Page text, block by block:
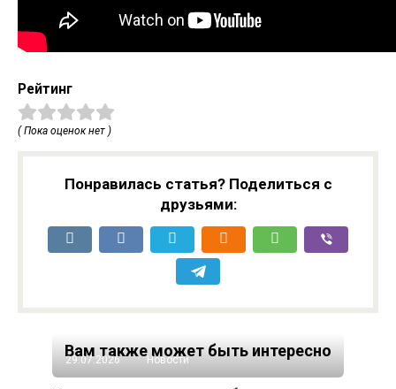
Рейтинг
( Пока оценок нет )
Понравилась статья? Поделиться с
друзьями:
Вам также может быть интересно
29.07.2026 Новости